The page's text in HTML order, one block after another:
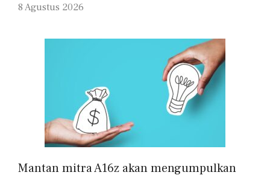
8 Agustus 2026
Mantan mitra A16z akan mengumpulkan